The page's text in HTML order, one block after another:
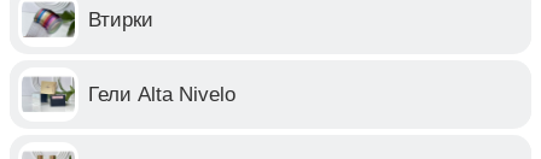
Втирки
Гели Alta Nivelo